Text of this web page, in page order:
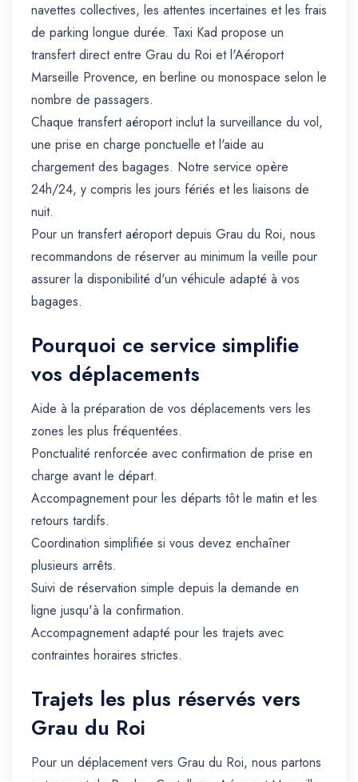
navettes collectives, les attentes incertaines et les frais
de parking longue durée. Taxi Kad propose un
transfert direct entre Grau du Roi et l'Aéroport
Marseille Provence, en berline ou monospace selon le
nombre de passagers.
Chaque transfert aéroport inclut la surveillance du vol,
une prise en charge ponctuelle et l'aide au
chargement des bagages. Notre service opère
24h/24, y compris les jours fériés et les liaisons de
nuit.
Pour un transfert aéroport depuis Grau du Roi, nous
recommandons de réserver au minimum la veille pour
assurer la disponibilité d'un véhicule adapté à vos
bagages.
Pourquoi ce service simplifie
vos déplacements
Aide à la préparation de vos déplacements vers les
zones les plus fréquentées.
Ponctualité renforcée avec confirmation de prise en
charge avant le départ.
Accompagnement pour les départs tôt le matin et les
retours tardifs.
Coordination simplifiée si vous devez enchaîner
plusieurs arrêts.
Suivi de réservation simple depuis la demande en
ligne jusqu'à la confirmation.
Accompagnement adapté pour les trajets avec
contraintes horaires strictes.
Trajets les plus réservés vers
Grau du Roi
Pour un déplacement vers Grau du Roi, nous partons